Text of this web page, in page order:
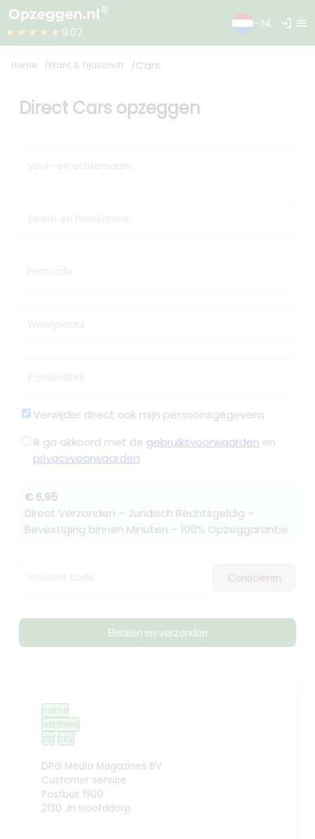
★★★★★ 9.07
- NL login menu
Home Krant & Tijdschrift Cars
Direct Cars opzeggen
Voor- en achternaam
Straat en huisnummer
Postcode
Woonplaats
E-mailadres
Verwijder direct ook mijn persoonsgegevens
Ik ga akkoord met de gebruiksvoorwaarden en
privacyvoorwaarden
€ 6,95
Direct Verzonden – Juridisch Rechtsgeldig –
Bevestiging binnen Minuten – 100% Opzeggarantie
Voucher code Controleren
Betalen en verzenden
name
address
zip city
DPG Media Magazines BV
Customer service
Postbus 1900
2130 JH Hoofddorp